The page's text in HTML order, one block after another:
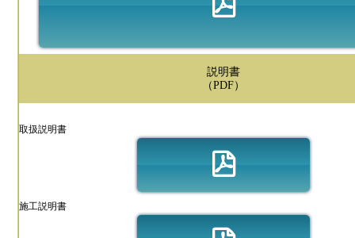
説明書
（PDF）
取扱説明書
施工説明書